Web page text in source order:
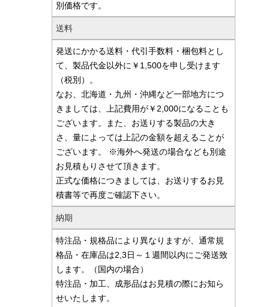
別価格です。
送料
発送にかかる送料・代引手数料・梱包料とし
て、製品代金以外に￥1,500を申し受けます
（税別）。
なお、北海道・九州・沖縄など一部地方につ
きましては、上記費用が￥2,000になることも
ございます。また、お送りする製品の大き
さ、量によっては上記の金額を超えることが
ございます。 ※海外へ発送の場合なども別途
お見積もりさせて頂きます。
正式な価格につきましては、お送りするお見
積書等で再度ご確認下さい。
納期
特注品・規格品により異なりますが、通常規
格品・在庫品は2,3日～１週間以内にご発送致
します。（国内の場合）
特注品・加工、成形品はお見積の際にお知ら
せいたします。